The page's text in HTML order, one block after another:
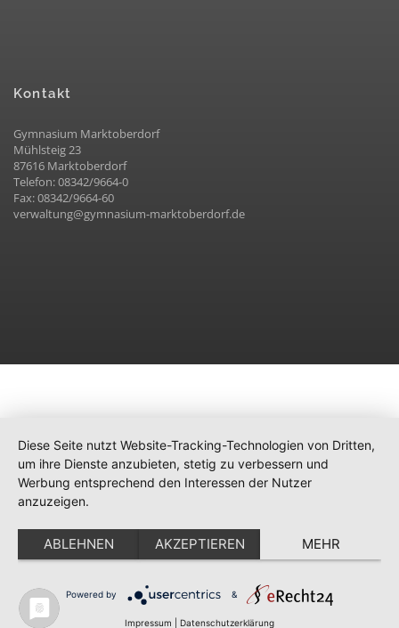
Kontakt
Gymnasium Marktoberdorf
Mühlsteig 23
87616 Marktoberdorf
Telefon: 08342/9664-0
Fax: 08342/9664-60
verwaltung@gymnasium-marktoberdorf.de
Diese Seite nutzt Website-Tracking-Technologien von Dritten,
um ihre Dienste anzubieten, stetig zu verbessern und
Werbung entsprechend den Interessen der Nutzer
anzuzeigen.
ABLEHNEN AKZEPTIEREN MEHR
Powered by &
Impressum Datenschutzerklärung